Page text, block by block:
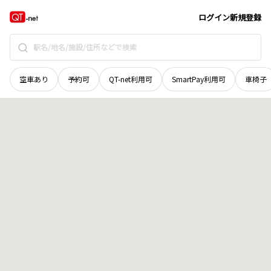
ログイン新規登録
空車あり 予約可 QT-net利用可 SmartPay利用可 車椅子
徳島県